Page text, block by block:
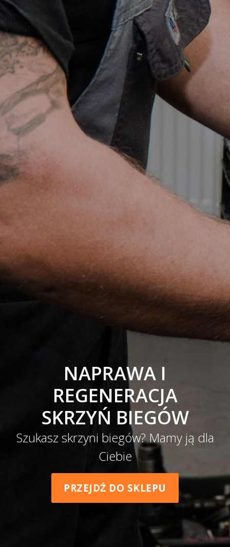
NAPRAWA I
REGENERACJA
SKRZYŃ BIEGÓW
Szukasz skrzyni biegów? Mamy ją dla
Ciebie
PRZEJDŹ DO SKLEPU